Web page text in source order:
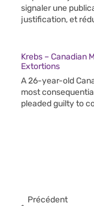
signaler une
justification, et
Krebs – Canadian
Extortions
A 26-year-old
most
pleaded guilty to
Précédent